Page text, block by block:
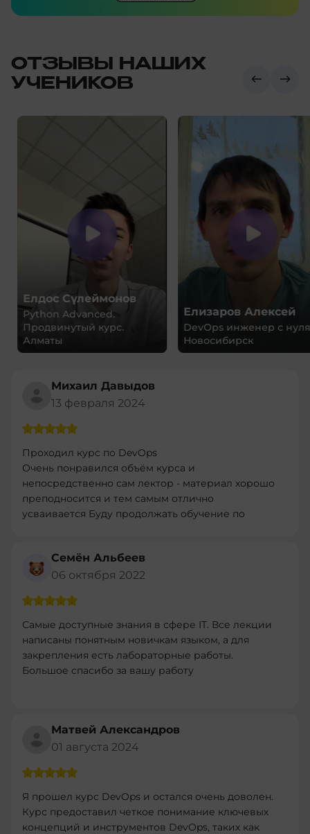
ОТЗЫВЫ НАШИХ
УЧЕНИКОВ
Елдос Сүлеймонов
Python Advanced.
Продвинутый курс.
Алматы
Елизаров Алексей
DevOps инженер с нуля.
Новосибирск
Михаил Давыдов
13 февраля 2024
Проходил курс по DevOps
Очень понравился объём курса и
непосредственно сам лектор - материал хорошо
преподносится и тем самым отлично
усваивается Буду продолжать обучение по
Семён Альбеев
06 октября 2022
Самые доступные знания в сфере IT. Все лекции
написаны понятным новичкам языком, а для
закрепления есть лабораторные работы.
Большое спасибо за вашу работу
Матвей Александров
01 августа 2024
Я прошел курс DevOps и остался очень доволен.
Курс предоставил четкое понимание ключевых
концепций и инструментов DevOps, таких как